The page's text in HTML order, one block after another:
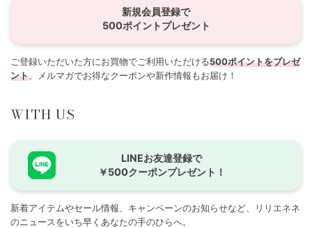
新規会員登録で
500ポイントプレゼント
ご登録いただいた方にお買物でご利用いただける500ポイントをプレゼ
ント。メルマガでお得なクーポンや新作情報もお届け！
WITH US
LINEお友達登録で
￥500クーポンプレゼント！
新着アイテムやセール情報、キャンペーンのお知らせなど、リリエネネ
のニュースをいち早くあなたの手のひらへ。